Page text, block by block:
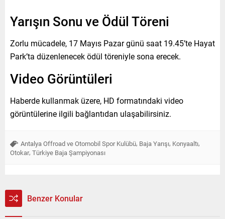
Yarışın Sonu ve Ödül Töreni
Zorlu mücadele, 17 Mayıs Pazar günü saat 19.45’te Hayat
Park’ta düzenlenecek ödül töreniyle sona erecek.
Video Görüntüleri
Haberde kullanmak üzere, HD formatındaki video
görüntülerine ilgili bağlantıdan ulaşabilirsiniz.
Antalya Offroad ve Otomobil Spor Kulübü, Baja Yarışı, Konyaaltı,
Otokar, Türkiye Baja Şampiyonası
Benzer Konular